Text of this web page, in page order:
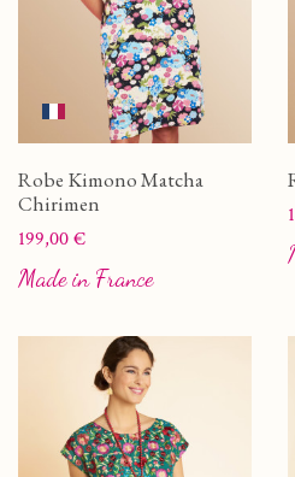
Robe Kimono Matcha
Chirimen
Prix
199,00 €
Made in France